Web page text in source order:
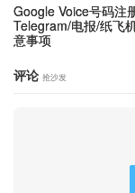
Google Voice号码注
Telegram/电报/纸飞
意事项
评论 抢沙发